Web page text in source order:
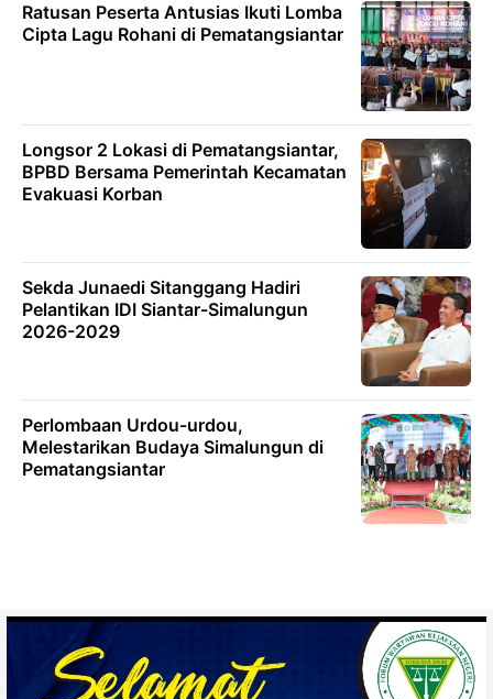
Ratusan Peserta Antusias Ikuti Lomba
Cipta Lagu Rohani di Pematangsiantar
Longsor 2 Lokasi di Pematangsiantar,
BPBD Bersama Pemerintah Kecamatan
Evakuasi Korban
Sekda Junaedi Sitanggang Hadiri
Pelantikan IDI Siantar-Simalungun
2026-2029
Perlombaan Urdou-urdou,
Melestarikan Budaya Simalungun di
Pematangsiantar